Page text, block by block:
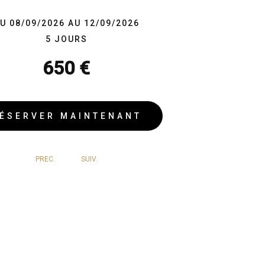
08/09/2026 AU 12/09/2026
5 JOURS
650 €
MAINTENANT
PREC. SUIV.